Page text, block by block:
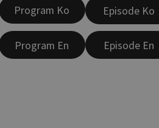
Program Ko
Program En
Episode Ko
Episode En